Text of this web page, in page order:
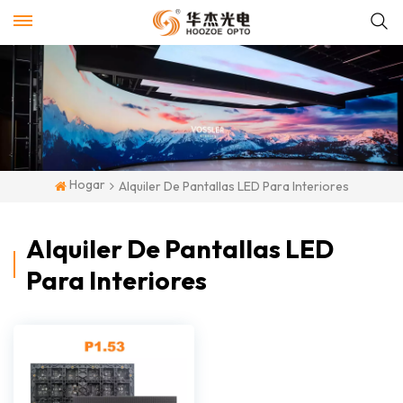
Hogar Alquiler De Pantallas LED Para Interiores
Alquiler De Pantallas LED
Para Interiores